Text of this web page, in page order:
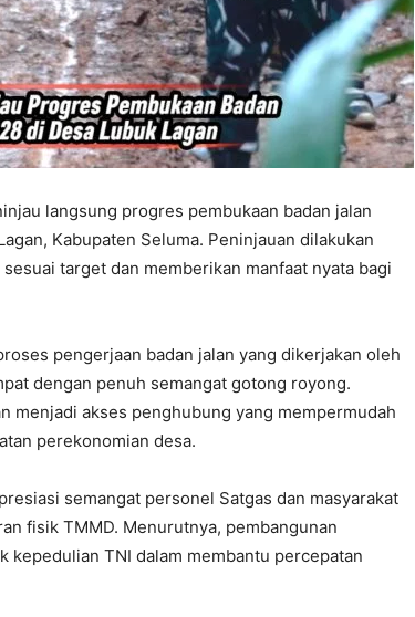
langsung progres pembukaan badan jalan
Kabupaten Seluma. Peninjauan dilakukan
target dan memberikan manfaat nyata bagi
pengerjaan badan jalan yang dikerjakan oleh
dengan penuh semangat gotong royong.
menjadi akses penghubung yang mempermudah
perekonomian desa.
semangat personel Satgas dan masyarakat
fisik TMMD. Menurutnya, pembangunan
TNI dalam membantu percepatan